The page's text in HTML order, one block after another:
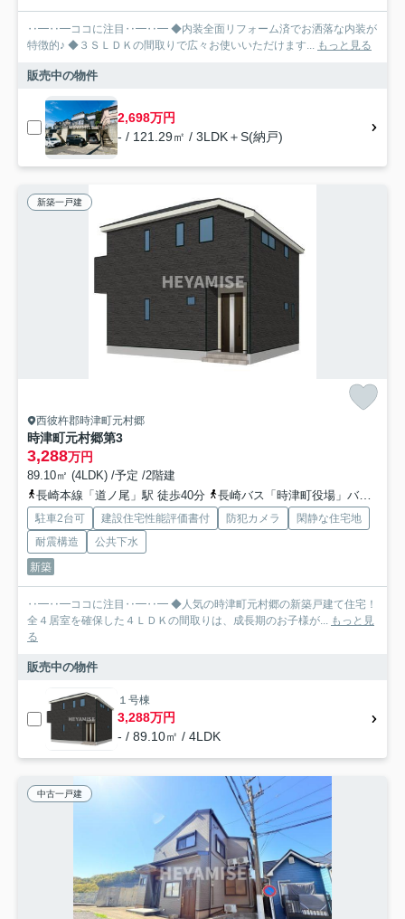
‥━‥━ココに注目‥━‥━ ◆内装全面リフォーム済でお洒落な内装が
特徴的♪ ◆３ＳＬＤＫの間取りで広々お使いいただけます... もっと見る
販売中の物件
2,698万円
- / 121.29㎡ / 3LDK＋S(納戸)
新築一戸建
西彼杵郡時津町元村郷
時津町元村郷第3
3,288万円
89.10㎡ (4LDK) /予定 /2階建
長崎本線「道ノ尾」駅 徒歩40分
長崎バス「時津町役場」バス停下車 徒歩6分
駐車2台可 建設住宅性能評価書付 防犯カメラ
閑静な住宅地
耐震構造
公共下水
新築
‥━‥━ココに注目‥━‥━ ◆人気の時津町元村郷の新築戸建て住宅！
全４居室を確保した４ＬＤＫの間取りは、成長期のお子様が... もっと見
る
販売中の物件
１号棟
3,288万円
- / 89.10㎡ / 4LDK
中古一戸建